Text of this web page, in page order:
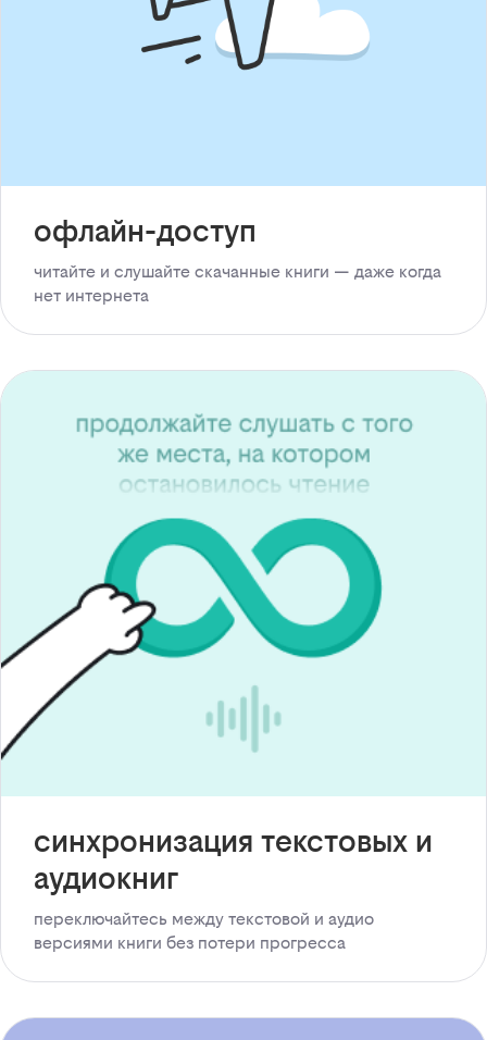
офлайн-доступ
читайте и слушайте скачанные книги — даже когда
нет интернета
синхронизация текстовых и
аудиокниг
переключайтесь между текстовой и аудио
версиями книги без потери прогресса